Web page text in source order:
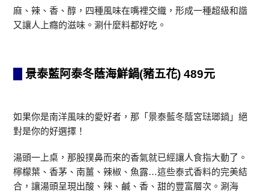
麻、辣、香、醇，四種風味在嘴裡交織，形成一種超級和諧
又讓人上癮的滋味。涮什麼料都好吃。
景泰藍阿泰冬蔭海鮮鍋(豬五花) 489元
如果你是南洋風味的愛好者，那「景泰藍冬蔭宮琺瑯鍋」絕
對是你的好選擇！
湯頭一上桌，那股撲鼻而來的香氣就已經讓人食指大動了。
檸檬葉、香茅、南薑、辣椒、魚露…這些泰式香料的完美結
合，讓湯頭呈現出酸、辣、鹹、香、甜的豐富層次。涮海